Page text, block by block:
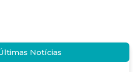
Notícias